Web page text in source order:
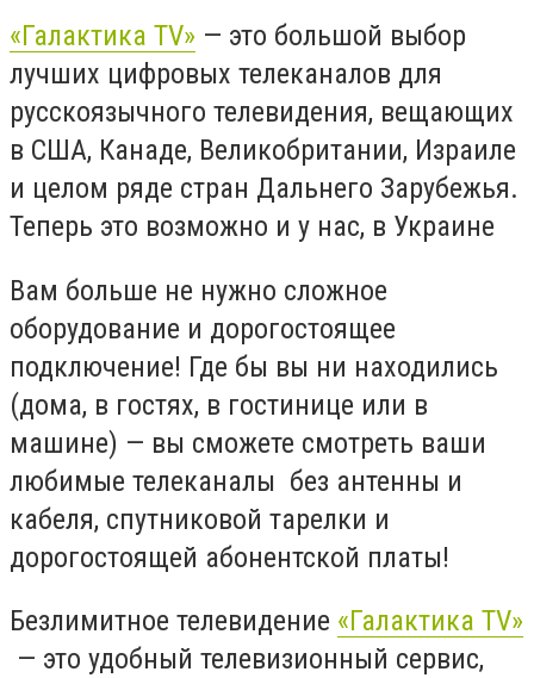
«Галактика TV» — это большой выбор
лучших цифровых телеканалов для
русскоязычного телевидения, вещающих
в США, Канаде, Великобритании, Израиле
и целом ряде стран Дальнего Зарубежья.
Теперь это возможно и у нас, в Украине
Вам больше не нужно сложное
оборудование и дорогостоящее
подключение! Где бы вы ни находились
(дома, в гостях, в гостинице или в
машине) — вы сможете смотреть ваши
любимые телеканалы без антенны и
кабеля, спутниковой тарелки и
дорогостоящей абонентской платы!
Безлимитное телевидение «Галактика TV»
— это удобный телевизионный сервис,